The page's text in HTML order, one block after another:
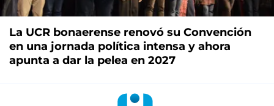
La UCR bonaerense renovó su Convención
en una jornada política intensa y ahora
apunta a dar la pelea en 2027